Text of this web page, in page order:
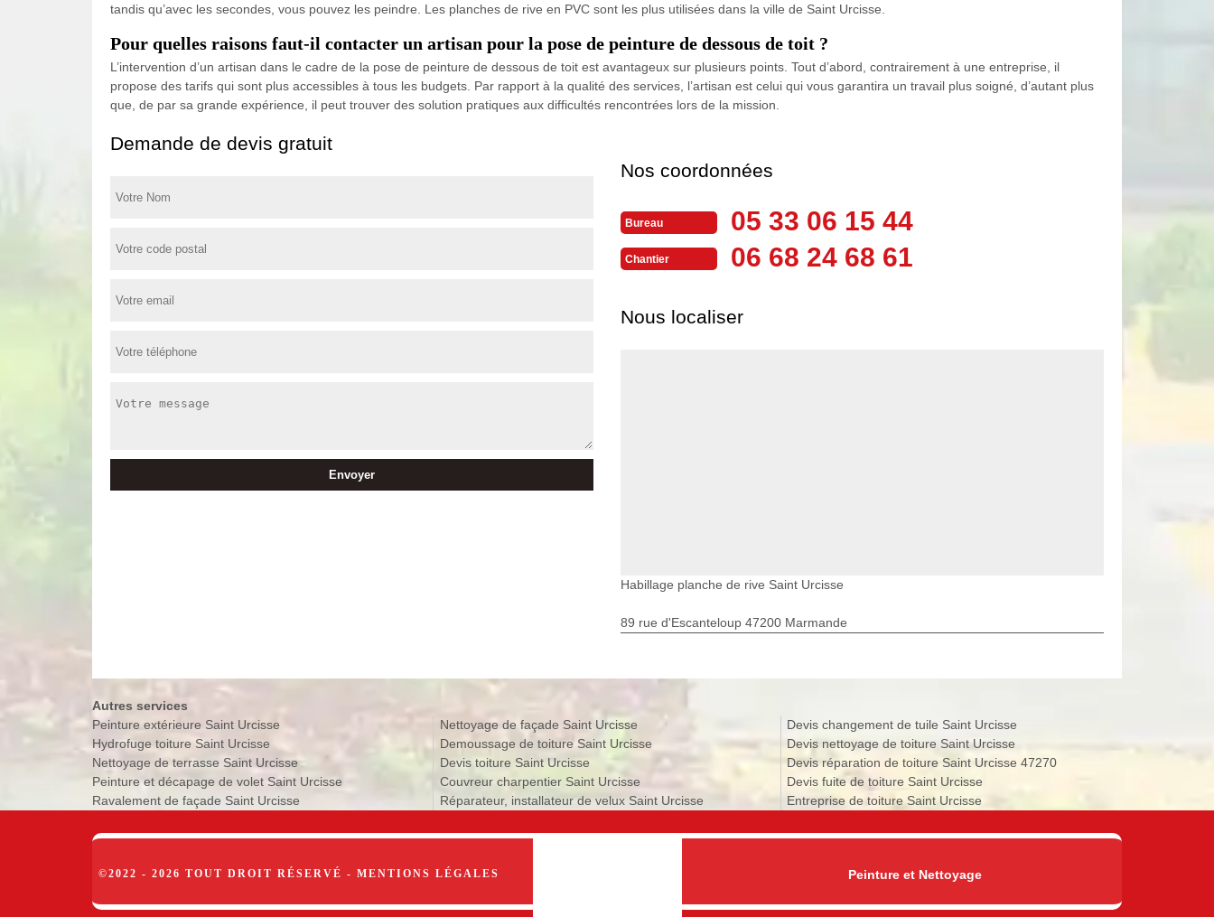
tandis qu’avec les secondes, vous pouvez les peindre. Les planches de rive en PVC sont les plus utilisées dans la ville de Saint Urcisse.
Pour quelles raisons faut-il contacter un artisan pour la pose de peinture de dessous de toit ?
L’intervention d’un artisan dans le cadre de la pose de peinture de dessous de toit est avantageux sur plusieurs points. Tout d’abord, contrairement à une entreprise, il
propose des tarifs qui sont plus accessibles à tous les budgets. Par rapport à la qualité des services, l’artisan est celui qui vous garantira un travail plus soigné, d’autant plus
que, de par sa grande expérience, il peut trouver des solution pratiques aux difficultés rencontrées lors de la mission.
Demande de devis gratuit
Nos coordonnées
Bureau 05 33 06 15 44
Chantier 06 68 24 68 61
Nous localiser
Habillage planche de rive Saint Urcisse
89 rue d'Escanteloup 47200 Marmande
Autres services
Peinture extérieure Saint Urcisse
Hydrofuge toiture Saint Urcisse
Nettoyage de terrasse Saint Urcisse
Peinture et décapage de volet Saint Urcisse
Ravalement de façade Saint Urcisse
Nettoyage de façade Saint Urcisse
Demoussage de toiture Saint Urcisse
Devis toiture Saint Urcisse
Couvreur charpentier Saint Urcisse
Réparateur, installateur de velux Saint Urcisse
Devis changement de tuile Saint Urcisse
Devis nettoyage de toiture Saint Urcisse
Devis réparation de toiture Saint Urcisse 47270
Devis fuite de toiture Saint Urcisse
Entreprise de toiture Saint Urcisse
©2022 - 2026 TOUT DROIT RÉSERVÉ - MENTIONS LÉGALES Peinture et Nettoyage